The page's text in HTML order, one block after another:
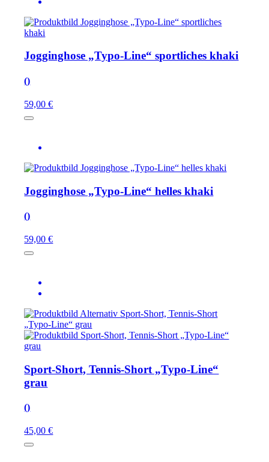
Jogginghose „Typo-Line“ sportliches khaki
()
59,00 €
Jogginghose „Typo-Line“ helles khaki
()
59,00 €
Sport-Short, Tennis-Short „Typo-Line“
grau
()
45,00 €